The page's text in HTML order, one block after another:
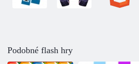
Podobné flash hry